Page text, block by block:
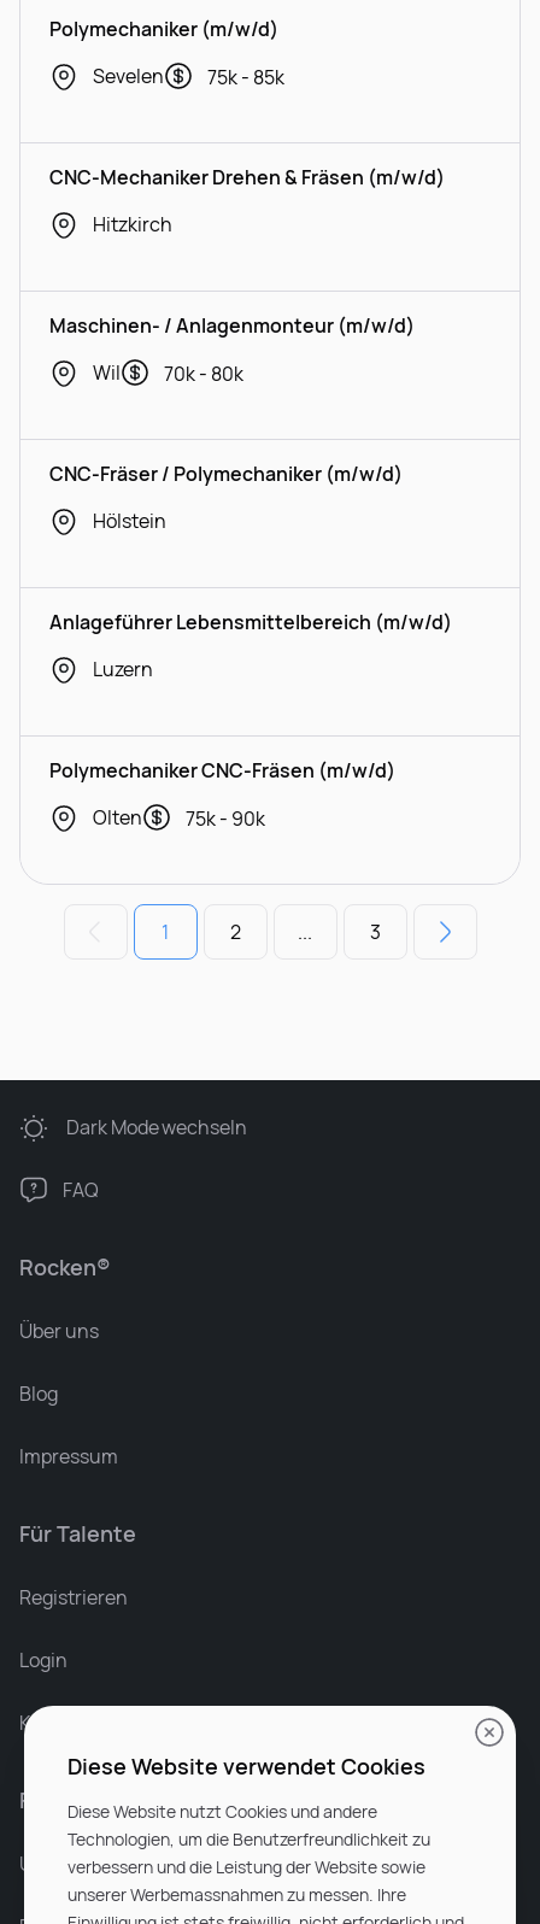
Polymechaniker (m/w/d)
Sevelen
75k - 85k
CNC-Mechaniker Drehen & Fräsen (m/w/d)
Hitzkirch
Maschinen- / Anlagenmonteur (m/w/d)
Wil
70k - 80k
CNC-Fräser / Polymechaniker (m/w/d)
Hölstein
Anlageführer Lebensmittelbereich (m/w/d)
Luzern
Polymechaniker CNC-Fräsen (m/w/d)
Olten
75k - 90k
1 2 ... 3
Rocken®
Über uns
Blog
Impressum
Für Talente
Registrieren
Login
Karriere bei Rocken
Für Unternehmen
Unsere Dienstleistungen
Dark Modewechseln
FAQ
Diese Website verwendet Cookies
Diese Website nutzt Cookies und andere
Technologien, um die Benutzerfreundlichkeit zu
verbessern und die Leistung der Website sowie
unserer Werbemassnahmen zu messen. Ihre